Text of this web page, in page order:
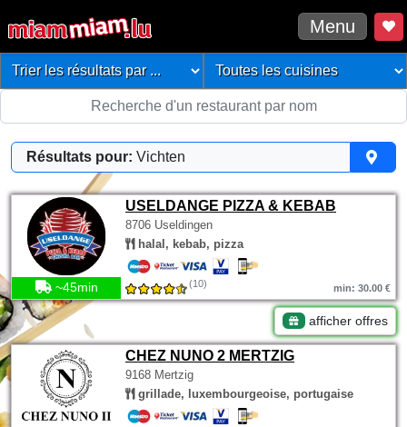
Menu
Résultats pour: Vichten
USELDANGE PIZZA & KEBAB
8706 Useldingen
halal, kebab, pizza
~45min (10) min: 30.00 €
afficher offres
CHEZ NUNO 2 MERTZIG
9168 Mertzig
grillade, luxembourgeoise, portugaise